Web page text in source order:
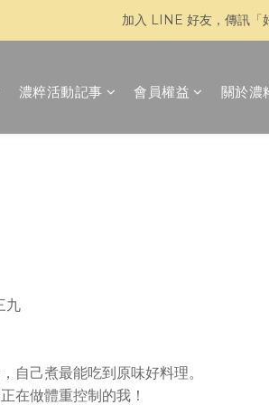
🥣 父親節快閃 𝟳 天｜
加入 LINE 好友，傳訊「
濃粹活動記事 會員權益 關於濃
九
自己煮最能吃到原味好料理。
在做體重控制的我！